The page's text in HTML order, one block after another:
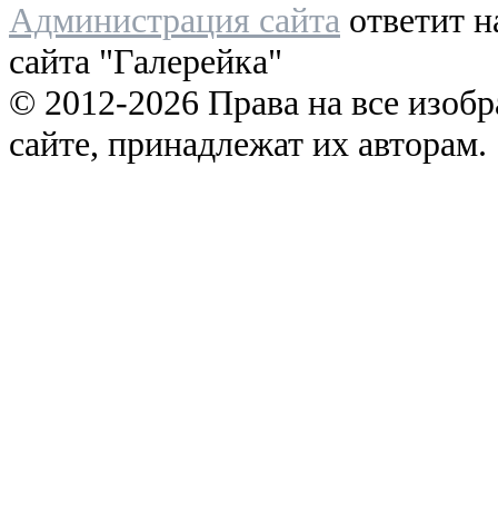
Администрация сайта ответит
сайта "Галерейка"
© 2012-2026 Права на все
сайте, принадлежат их авторам.